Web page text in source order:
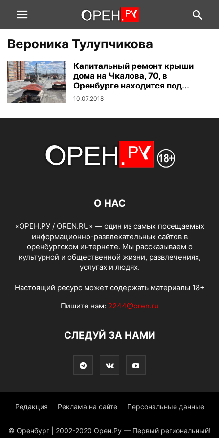
Вероника Тулупчикова
Капитальный ремонт крыши
дома на Чкалова, 70, в
Оренбурге находится под...
10.07.2018
О НАС
«ОРЕН.РУ / OREN.RU» — один из самых посещаемых
информационно-развлекательных сайтов в
оренбургском интернете. Мы рассказываем о
культурной и общественной жизни, развлечениях,
услугах и людях.
Настоящий ресурс может содержать материалы 18+
Пишите нам: 2244@oren.ru
СЛЕДУЙ ЗА НАМИ
Редакция Реклама на сайте Персональные данные
© Оренбург | 2002-2020 Орен.Ру — Первый региональный!